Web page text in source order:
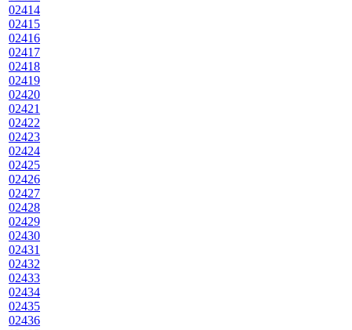
02414
02415
02416
02417
02418
02419
02420
02421
02422
02423
02424
02425
02426
02427
02428
02429
02430
02431
02432
02433
02434
02435
02436